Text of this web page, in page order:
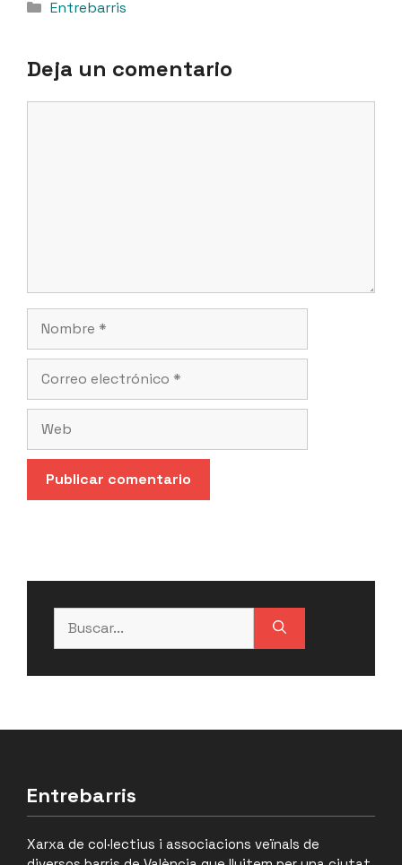
Categorías
Entrebarris
Deja un comentario
electrónico
Entrebarris
Xarxa de col·lectius i associacions veïnals de